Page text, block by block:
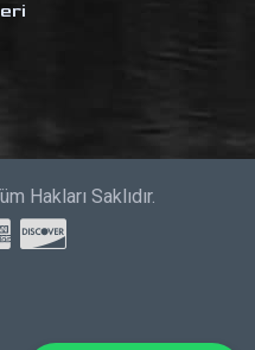
Hakları Saklıdır.